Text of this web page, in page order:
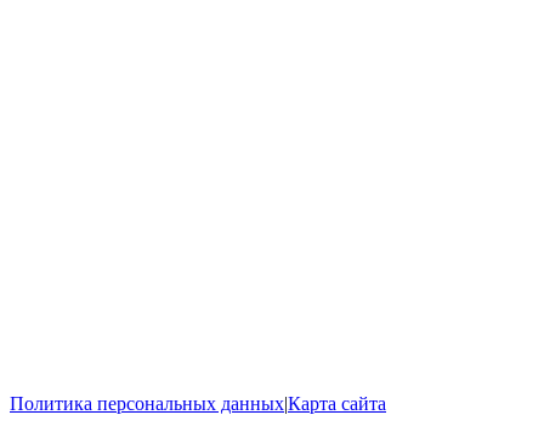
Политика персональных данных|Карта сайта